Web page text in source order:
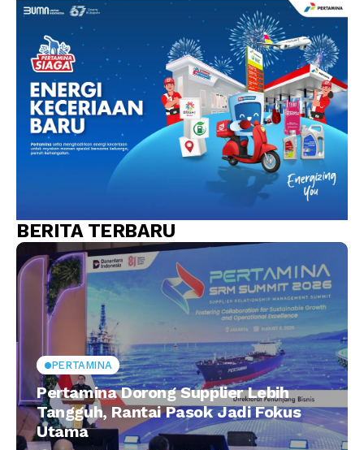
BERITA TERBARU
PERTAMINA
Pertamina Dorong Supplier Lebih
Tangguh, Rantai Pasok Jadi Fokus
Utama